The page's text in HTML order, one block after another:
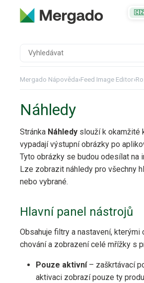
Mergado Nápověda›Feed Image Editor›
Náhledy
Stránka Náhledy slouží k okamžité
vypadají výstupní obrázky po
Tyto obrázky se budou odesílat na
Lze zobrazit náhledy pro všechny
nebo vybrané.
Hlavní panel nástrojů
Obsahuje filtry a nastavení, kterými
chování a zobrazení celé mřížky s
Pouze aktivní– zaškrtávací
aktivaci zobrazí pouze ty